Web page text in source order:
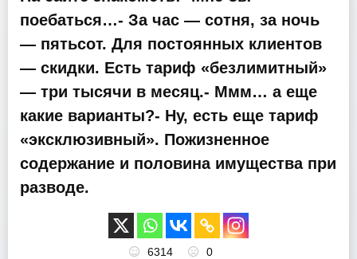
поебаться…- За час — сотня, за ночь
— пятьсот. Для постоянных клиентов
— скидки. Есть тариф «безлимитный»
— три тысячи в месяц.- Ммм… а еще
какие варианты?- Ну, есть еще тариф
«эксклюзивный». Пожизненное
содержание и половина имущества при
разводе.
6314 0